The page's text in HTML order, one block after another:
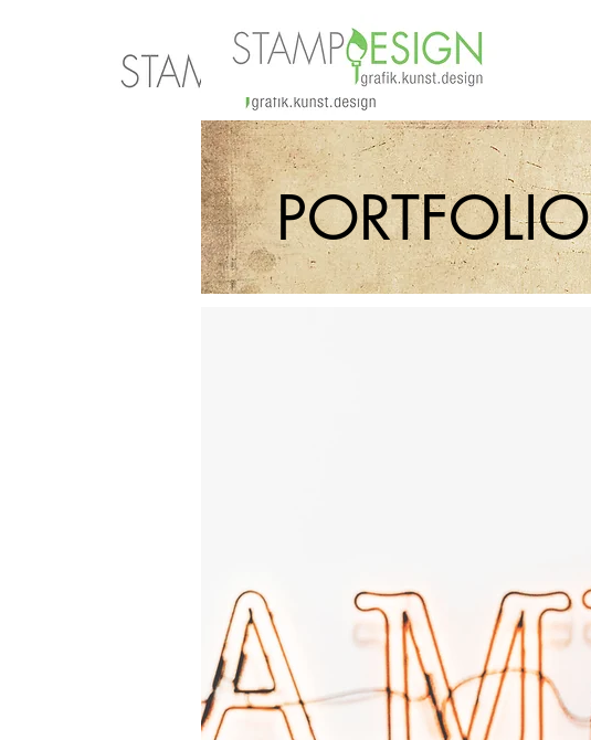
PORTFOLIO